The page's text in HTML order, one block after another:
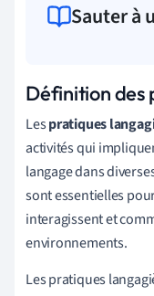
Sauter à
Définition des
Lespratiques
activités qui
langage dans
sont essentielles
interagissent et
environnements.
Les pratiques